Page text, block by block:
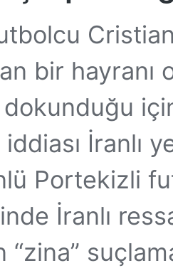
bir hayranı
dokunduğu
iddiası
Portekizli
İranlı
“zina”